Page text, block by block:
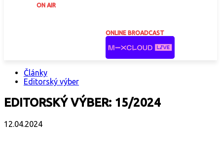
ON AIR
ONLINE BROADCAST
Články
Editorský výber
EDITORSKÝ VÝBER: 15/2024
12.04.2024